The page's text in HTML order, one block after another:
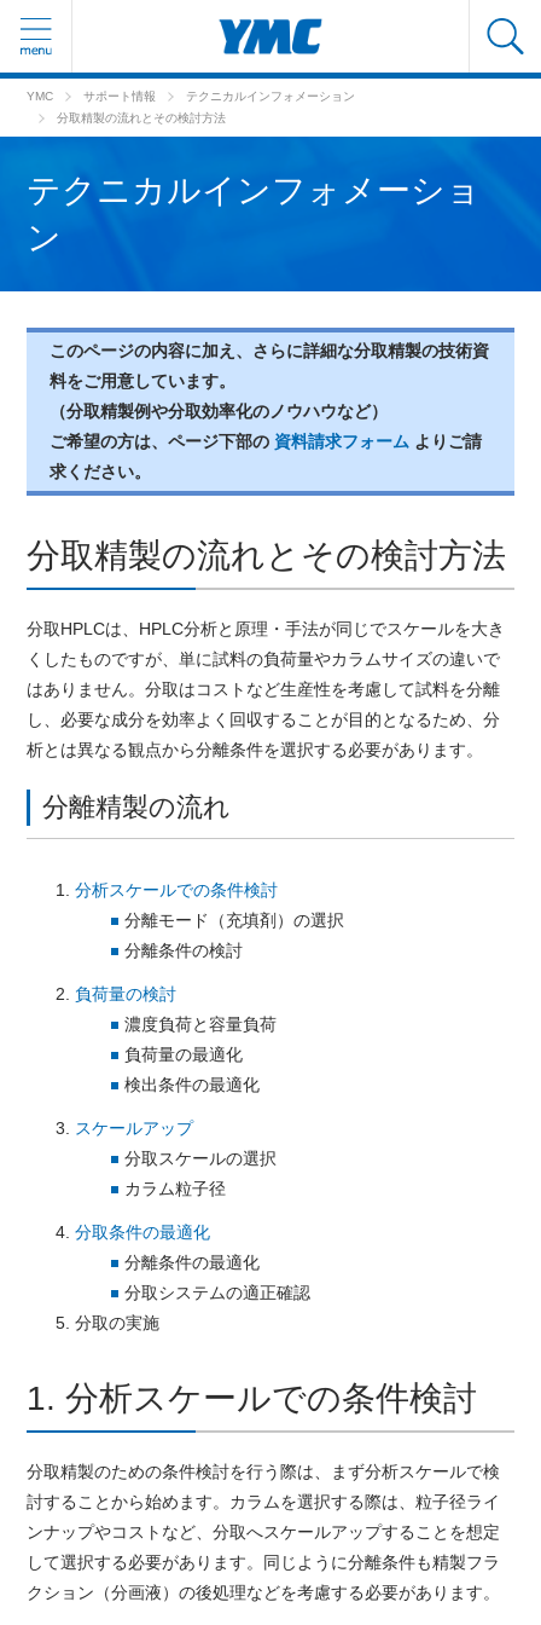
YMC サポート情報
テクニカルインフォメーション
分取精製の流れとその検討方法
テクニカルインフォメーショ
ン
このページの内容に加え、さらに詳細な分取精製の技術資
料をご用意しています。
（分取精製例や分取効率化のノウハウなど）
ご希望の方は、ページ下部の 資料請求フォーム よりご請
求ください。
分取精製の流れとその検討方法
分取HPLCは、HPLC分析と原理・手法が同じでスケールを大き
くしたものですが、単に試料の負荷量やカラムサイズの違いで
はありません。分取はコストなど生産性を考慮して試料を分離
し、必要な成分を効率よく回収することが目的となるため、分
析とは異なる観点から分離条件を選択する必要があります。
分離精製の流れ
分析スケールでの条件検討
分離モード（充填剤）の選択
分離条件の検討
負荷量の検討
濃度負荷と容量負荷
負荷量の最適化
検出条件の最適化
スケールアップ
分取スケールの選択
カラム粒子径
分取条件の最適化
分離条件の最適化
分取システムの適正確認
分取の実施
1. 分析スケールでの条件検討
分取精製のための条件検討を行う際は、まず分析スケールで検
討することから始めます。カラムを選択する際は、粒子径ライ
ンナップやコストなど、分取へスケールアップすることを想定
して選択する必要があります。同じように分離条件も精製フラ
クション（分画液）の後処理などを考慮する必要があります。